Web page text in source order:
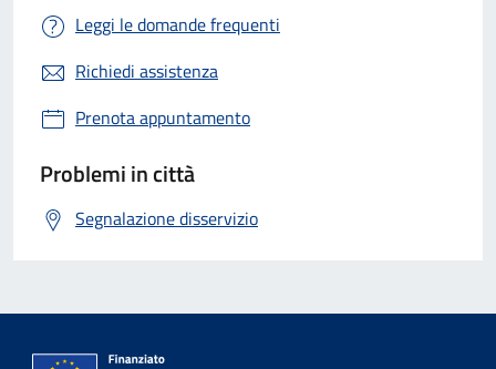
Leggi le domande frequenti
Richiedi assistenza
Prenota appuntamento
Problemi in città
Segnalazione disservizio